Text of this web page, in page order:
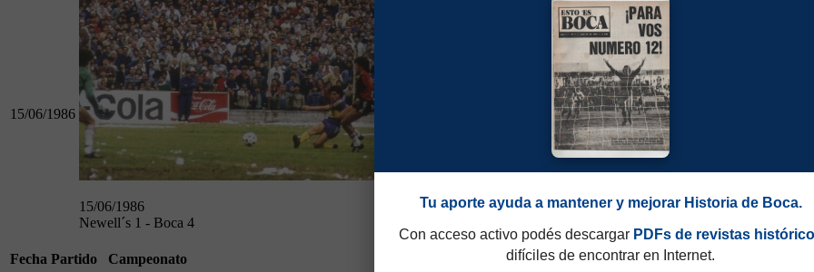
15/06/1986
15/06/1986
Newell´s 1 - Boca 4
Fecha Partido
Campeonato
Tu aporte ayuda a mantener y mejorar Historia de Boca.
Con acceso activo podés descargar PDFs de revistas
difíciles de encontrar en Internet.